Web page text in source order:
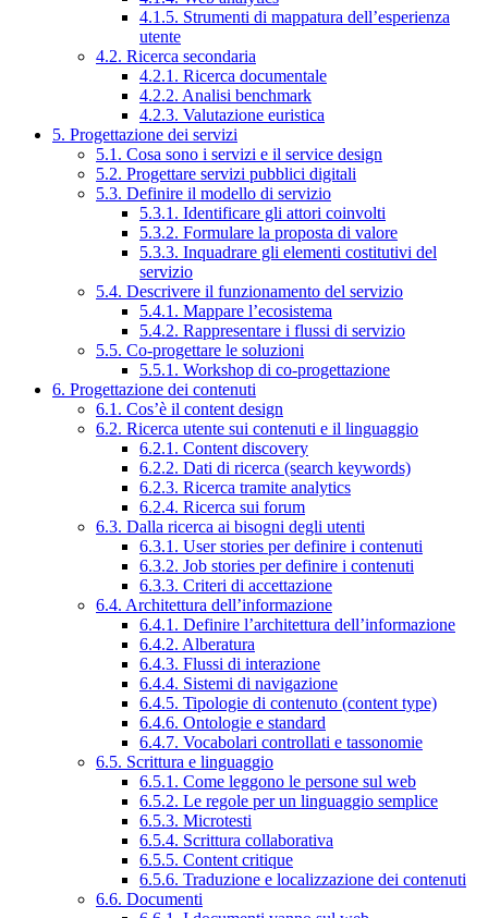
4.1.5. Strumenti di mappatura dell’esperienza
utente
4.2. Ricerca secondaria
4.2.1. Ricerca documentale
4.2.2. Analisi benchmark
4.2.3. Valutazione euristica
5. Progettazione dei servizi
5.1. Cosa sono i servizi e il service design
5.2. Progettare servizi pubblici digitali
5.3. Definire il modello di servizio
5.3.1. Identificare gli attori coinvolti
5.3.2. Formulare la proposta di valore
5.3.3. Inquadrare gli elementi costitutivi del
servizio
5.4. Descrivere il funzionamento del servizio
5.4.1. Mappare l’ecosistema
5.4.2. Rappresentare i flussi di servizio
5.5. Co-progettare le soluzioni
5.5.1. Workshop di co-progettazione
6. Progettazione dei contenuti
6.1. Cos’è il content design
6.2. Ricerca utente sui contenuti e il linguaggio
6.2.1. Content discovery
6.2.2. Dati di ricerca (search keywords)
6.2.3. Ricerca tramite analytics
6.2.4. Ricerca sui forum
6.3. Dalla ricerca ai bisogni degli utenti
6.3.1. User stories per definire i contenuti
6.3.2. Job stories per definire i contenuti
6.3.3. Criteri di accettazione
6.4. Architettura dell’informazione
6.4.1. Definire l’architettura dell’informazione
6.4.2. Alberatura
6.4.3. Flussi di interazione
6.4.4. Sistemi di navigazione
6.4.5. Tipologie di contenuto (content type)
6.4.6. Ontologie e standard
6.4.7. Vocabolari controllati e tassonomie
6.5. Scrittura e linguaggio
6.5.1. Come leggono le persone sul web
6.5.2. Le regole per un linguaggio semplice
6.5.3. Microtesti
6.5.4. Scrittura collaborativa
6.5.5. Content critique
6.5.6. Traduzione e localizzazione dei contenuti
6.6. Documenti